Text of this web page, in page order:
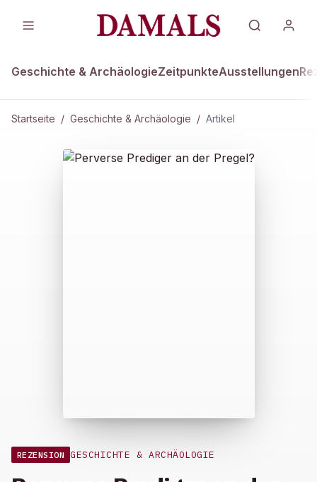
Geschichte & ArchäologieZeitpunkteAusstellungen
Startseite / Geschichte & Archäologie / Artikel
REZENSION GESCHICHTE & ARCHÄOLOGIE